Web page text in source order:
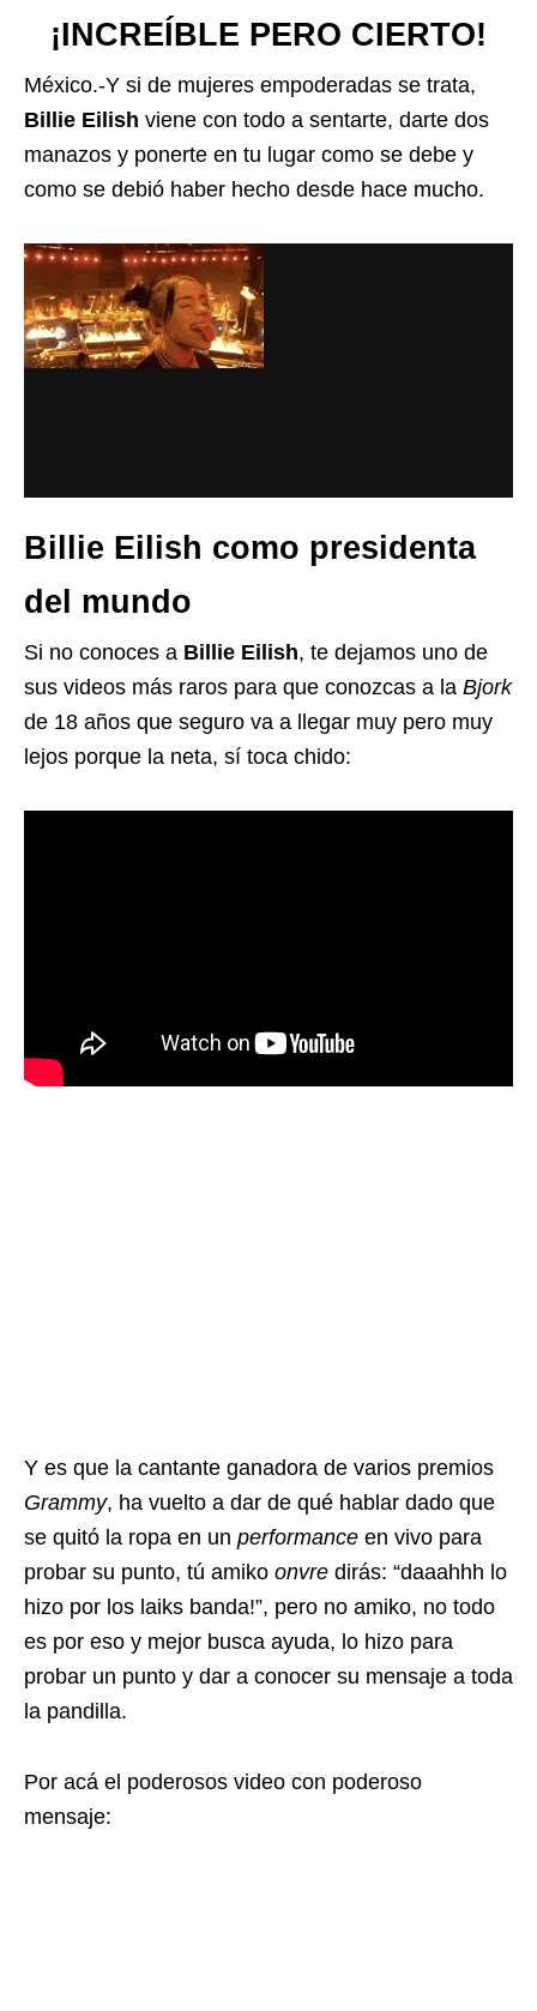
¡INCREÍBLE PERO CIERTO!
México.-Y si de mujeres empoderadas se trata,
Billie Eilish viene con todo a sentarte, darte dos
manazos y ponerte en tu lugar como se debe y
como se debió haber hecho desde hace mucho.
Billie Eilish como presidenta
del mundo
Si no conoces a Billie Eilish, te dejamos uno de
sus videos más raros para que conozcas a la Bjork
de 18 años que seguro va a llegar muy pero muy
lejos porque la neta, sí toca chido:
Y es que la cantante ganadora de varios premios
Grammy, ha vuelto a dar de qué hablar dado que
se quitó la ropa en un performance en vivo para
probar su punto, tú amiko onvre dirás: “daaahhh lo
hizo por los laiks banda!”, pero no amiko, no todo
es por eso y mejor busca ayuda, lo hizo para
probar un punto y dar a conocer su mensaje a toda
la pandilla.
Por acá el poderosos video con poderoso
mensaje: